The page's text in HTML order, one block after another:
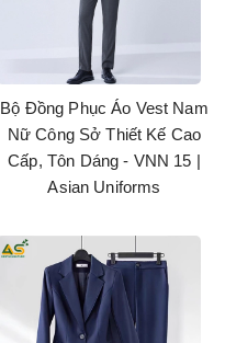
Bộ Đồng Phục Áo Vest Nam
Nữ Công Sở Thiết Kế Cao
Cấp, Tôn Dáng - VNN 15 |
Asian Uniforms